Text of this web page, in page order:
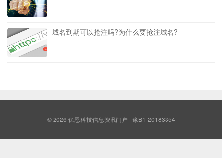
域名到期可以抢注吗?为什么要抢注域名?
© 2026 亿恩科技信息资讯门户 豫B1-20183354